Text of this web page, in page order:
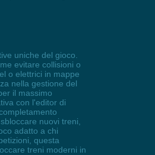
uniche del gioco.
evitare collisioni o
o elettrici in mappe
nella gestione del
il massimo
con l'editor di
nuovi treni,
adatto a chi
questa
treni moderni in